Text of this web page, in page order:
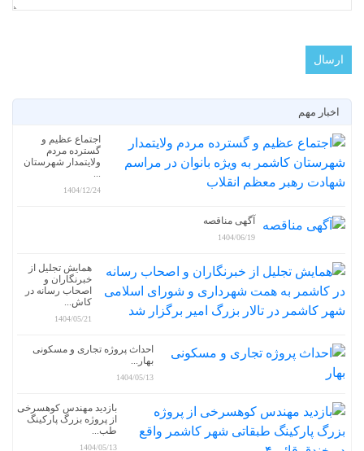
اخبار مهم
اجتماع عظیم و
گسترده مردم
ولایتمدار شهرستان
...
1404/12/24
آگهی مناقصه
1404/06/19
همایش تجلیل از
خبرنگاران و
اصحاب رسانه در
کاش...
1404/05/21
احداث پروژه تجاری و مسکونی
بهار...
1404/05/13
بازدید مهندس کوهسرخی
از پروژه بزرگ پارکینگ
طب...
1404/05/13